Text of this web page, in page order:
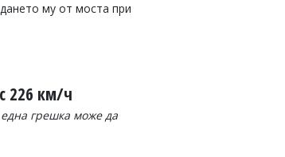
му от моста при
226 км/ч
грешка може да